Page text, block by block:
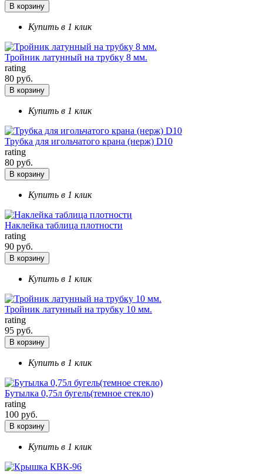
В корзину
Купить в 1 клик
Тройник латунный на трубку 8 мм.
rating
80 руб.
В корзину
Купить в 1 клик
Трубка для игольчатого крана (нерж) D10
rating
80 руб.
В корзину
Купить в 1 клик
Наклейка таблица плотности
rating
90 руб.
В корзину
Купить в 1 клик
Тройник латунный на трубку 10 мм.
rating
95 руб.
В корзину
Купить в 1 клик
Бутылка 0,75л бугель(темное стекло)
rating
100 руб.
В корзину
Купить в 1 клик